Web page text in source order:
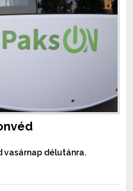
vasárnap délutánra.